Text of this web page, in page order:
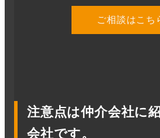
ご相談はこち
注意点は仲介会社に
会社です。